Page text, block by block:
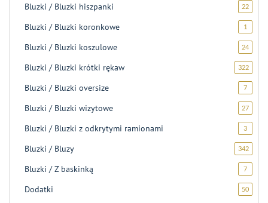
Bluzki / Bluzki hiszpanki 2222
Bluzki / Bluzki koronkowe 1
Bluzki / Bluzki koszulowe 2424
Bluzki / Bluzki krótki rękaw 322322
Bluzki / Bluzki oversize 77
Bluzki / Bluzki wizytowe 2727
Bluzki / Bluzki z odkrytymi ramionami 33
Bluzki / Bluzy 342342
Bluzki / Z baskinką 77
Dodatki 5050